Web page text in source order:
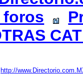
foros
http://